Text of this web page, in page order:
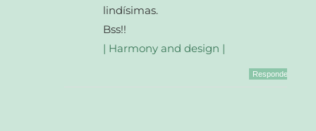
lindísimas.
Bss!!
| Harmony and design |
Responder